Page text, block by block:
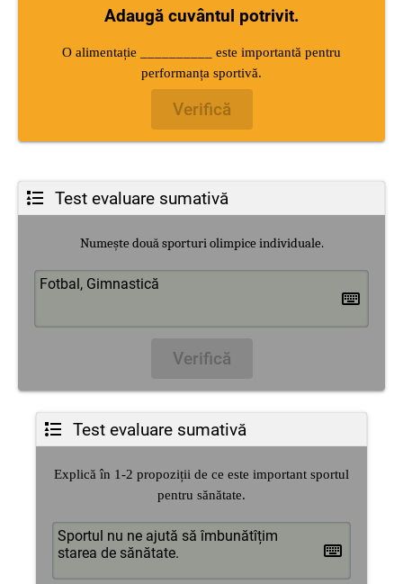
Adaugă cuvântul potrivit.
O alimentație __________ este importantă pentru
performanța sportivă.
Verifică
Test evaluare sumativă
Numește două sporturi olimpice individuale.
Verifică
Test evaluare sumativă
Explică în 1-2 propoziții de ce este important sportul
pentru sănătate.